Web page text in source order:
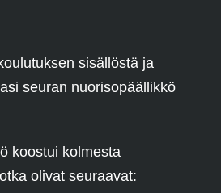
sisällöstä ja
seuran nuorisopäällikkö
koostui kolmesta
olivat seuraavat: